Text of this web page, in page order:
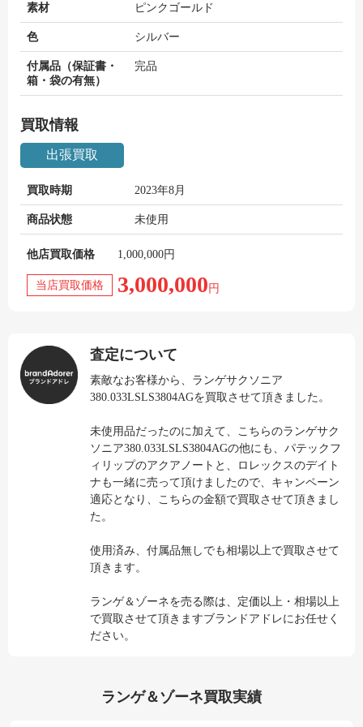
素材 ピンクゴールド
色 シルバー
付属品（保証書・
箱・袋の有無）
完品
買取情報
出張買取
買取時期 2023年8月
商品状態 未使用
他店買取価格 1,000,000円
当店買取価格 3,000,000 円
査定について
素敵なお客様から、ランゲサクソニア
380.033LSLS3804AGを買取させて頂きました。
未使用品だったのに加えて、こちらのランゲサク
ソニア380.033LSLS3804AGの他にも、パテックフ
ィリップのアクアノートと、ロレックスのデイト
ナも一緒に売って頂けましたので、キャンペーン
適応となり、こちらの金額で買取させて頂きまし
た。
使用済み、付属品無しでも相場以上で買取させて
頂きます。
ランゲ＆ゾーネを売る際は、定価以上・相場以上
で買取させて頂きますブランドアドレにお任せく
ださい。
ランゲ＆ゾーネ買取実績